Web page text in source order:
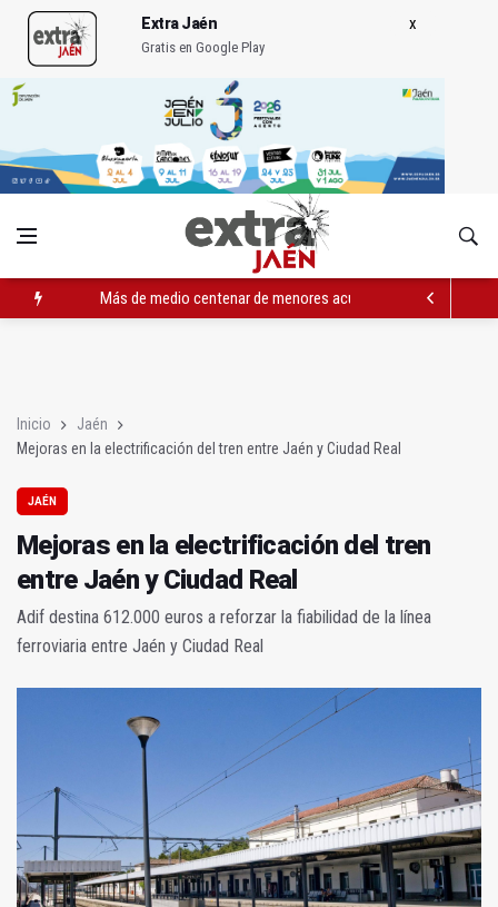
Extra Jaén
Gratis en Google Play
Más de medio centenar de menores acude a la ludoteca de
Inicio
Jaén
Mejoras en la electrificación del tren entre Jaén y Ciudad Real
JAÉN
Mejoras en la electrificación del tren
entre Jaén y Ciudad Real
Adif destina 612.000 euros a reforzar la fiabilidad de la línea
ferroviaria entre Jaén y Ciudad Real